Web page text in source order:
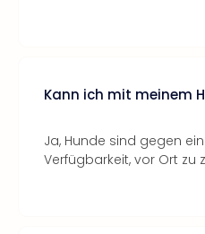
Kann ich mit meinem
Ja, Hunde sind gegen
Verfügbarkeit, vor Ort zu